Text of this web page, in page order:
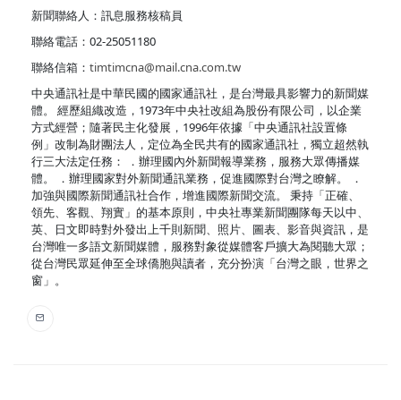
新聞聯絡人：訊息服務核稿員
聯絡電話：02-25051180
聯絡信箱： timtimcna@mail.cna.com.tw
中央通訊社是中華民國的國家通訊社，是台灣最具影響力的新聞媒
體。 經歷組織改造，1973年中央社改組為股份有限公司，以企業
方式經營；隨著民主化發展，1996年依據「中央通訊社設置條
例」改制為財團法人，定位為全民共有的國家通訊社，獨立超然執
行三大法定任務： ．辦理國內外新聞報導業務，服務大眾傳播媒
體。 ．辦理國家對外新聞通訊業務，促進國際對台灣之瞭解。 ．
加強與國際新聞通訊社合作，增進國際新聞交流。 秉持「正確、
領先、客觀、翔實」的基本原則，中央社專業新聞團隊每天以中、
英、日文即時對外發出上千則新聞、照片、圖表、影音與資訊，是
台灣唯一多語文新聞媒體，服務對象從媒體客戶擴大為閱聽大眾；
從台灣民眾延伸至全球僑胞與讀者，充分扮演「台灣之眼，世界之
窗」。